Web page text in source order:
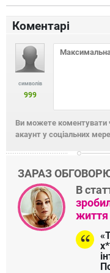
Коментарі
символів
999
Ви можете коментувати
акаунт у соціальних
ЗАРАЗ
В
життя